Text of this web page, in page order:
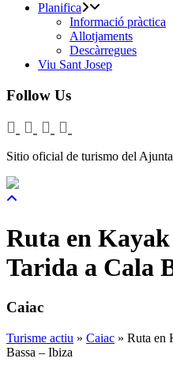
Planifica
Informació pràctica
Allotjaments
Descàrregues
Viu Sant Josep
Follow Us
Sitio oficial de turismo del
Ruta en Kayak
Tarida a Cala
Caiac
Turisme actiu » Caiac » Ruta en
Bassa – Ibiza